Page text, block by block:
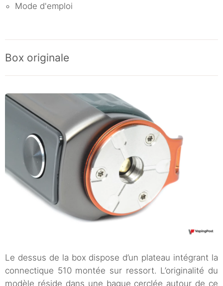
Mode d'emploi
Box originale
Le dessus de la box dispose d’un plateau intégrant la
connectique 510 montée sur ressort. L’originalité du
modèle réside dans une bague cerclée autour de ce